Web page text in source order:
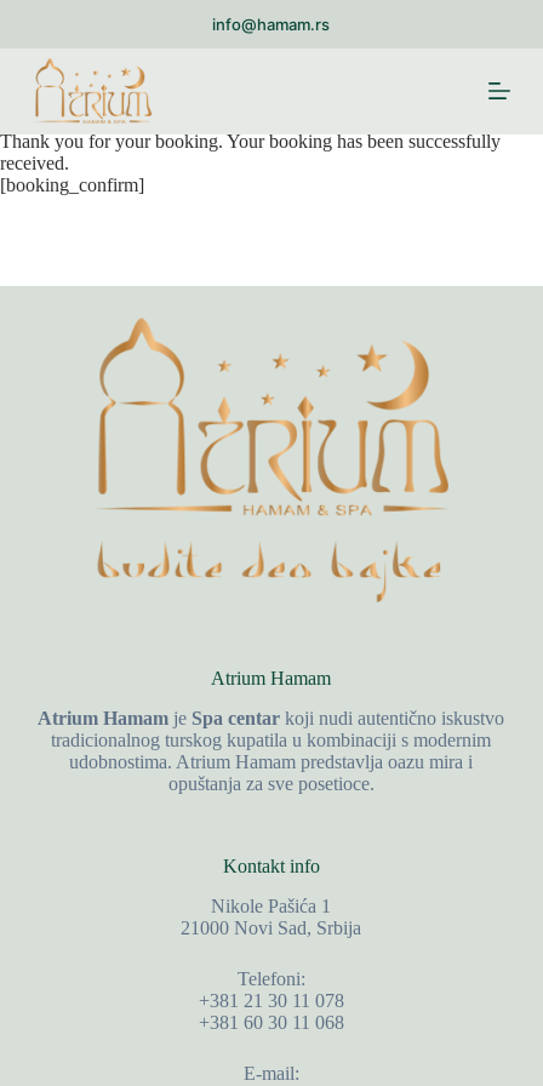
o
c
o
n
t
info@hamam.rs
Booking Received
Thank you for your booking. Your booking has been successfully
received.
[booking_confirm]
Atrium Hamam
Atrium Hamam je Spa centar koji nudi autentično iskustvo
tradicionalnog turskog kupatila u kombinaciji s modernim
udobnostima. Atrium Hamam predstavlja oazu mira i
opuštanja za sve posetioce.
Kontakt info
Nikole Pašića 1
21000 Novi Sad, Srbija
Telefoni:
+381 21 30 11 078
+381 60 30 11 068
E-mail: